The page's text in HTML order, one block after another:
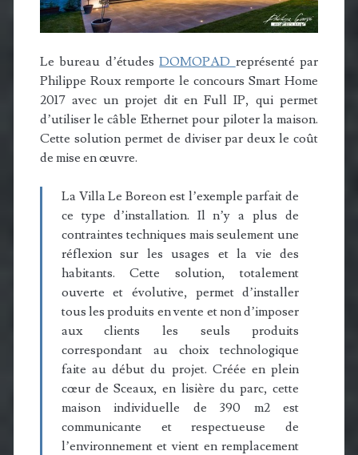
Le bureau d’étudesDOMOPAD représenté par
Philippe Roux remporte le concours Smart Home
2017 avec un projet dit en Full IP, qui permet
d’utiliser le câble Ethernet pour piloter la maison.
Cette solution permet de diviser par deux le coût
de mise en œuvre.
La Villa Le Boreon est l’exemple parfait de
ce type d’installation. Il n’y a plus de
contraintes techniques mais seulement une
réflexion sur les usages et la vie des
habitants. Cette solution, totalement
ouverte et évolutive, permet d’installer
tous les produits en vente et non d’imposer
aux clients les seuls produits
correspondant au choix technologique
faite au début du projet. Créée en plein
cœur de Sceaux, en lisière du parc, cette
maison individuelle de 390 m2 est
communicante et respectueuse de
l’environnement et vient en remplacement